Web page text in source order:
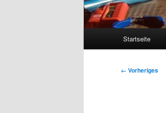
Startseite
Bilder-
← Vorheriges